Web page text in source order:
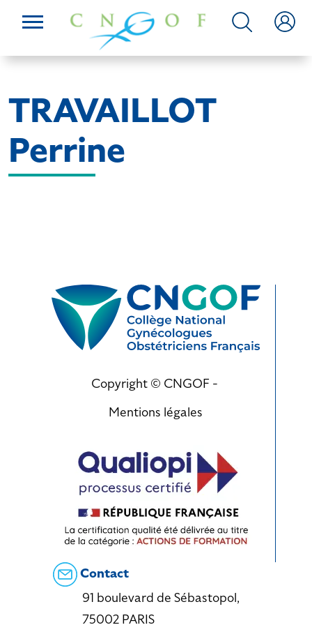
TRAVAILLOT
Perrine
Copyright © CNGOF -
Mentions légales
Contact
91 boulevard de Sébastopol,
75002 PARIS